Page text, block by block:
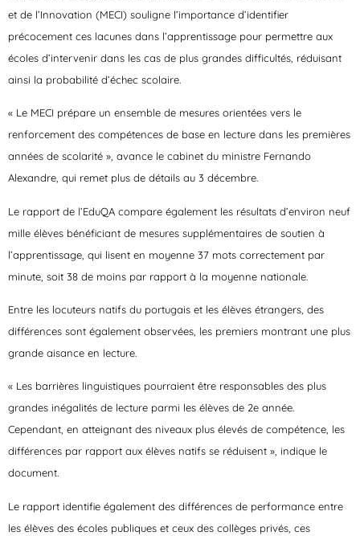
et de l’Innovation (MECI) souligne l’importance d’identifier
précocement ces lacunes dans l’apprentissage pour permettre aux
écoles d’intervenir dans les cas de plus grandes difficultés, réduisant
ainsi la probabilité d’échec scolaire.
« Le MECI prépare un ensemble de mesures orientées vers le
renforcement des compétences de base en lecture dans les premières
années de scolarité », avance le cabinet du ministre Fernando
Alexandre, qui remet plus de détails au 3 décembre.
Le rapport de l’EduQA compare également les résultats d’environ neuf
mille élèves bénéficiant de mesures supplémentaires de soutien à
l’apprentissage, qui lisent en moyenne 37 mots correctement par
minute, soit 38 de moins par rapport à la moyenne nationale.
Entre les locuteurs natifs du portugais et les élèves étrangers, des
différences sont également observées, les premiers montrant une plus
grande aisance en lecture.
« Les barrières linguistiques pourraient être responsables des plus
grandes inégalités de lecture parmi les élèves de 2e année.
Cependant, en atteignant des niveaux plus élevés de compétence, les
différences par rapport aux élèves natifs se réduisent », indique le
document.
Le rapport identifie également des différences de performance entre
les élèves des écoles publiques et ceux des collèges privés, ces